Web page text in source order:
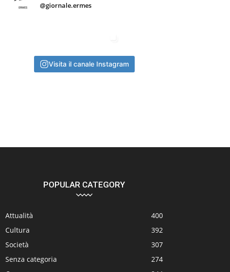
@giornale.ermes
Visita il canale Instagram
POPULAR CATEGORY
Attualità
400
Cultura
392
Società
307
Senza categoria
274